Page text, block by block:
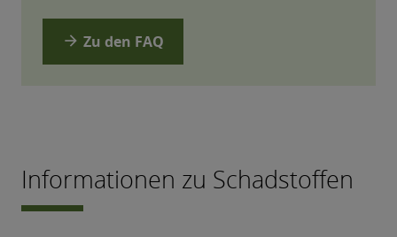
arrow_forward Zu den FAQ
Informationen zu Schadstoffen